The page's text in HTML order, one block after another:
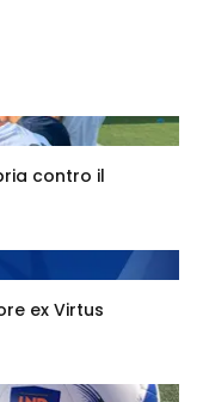
contro il
ex Virtus